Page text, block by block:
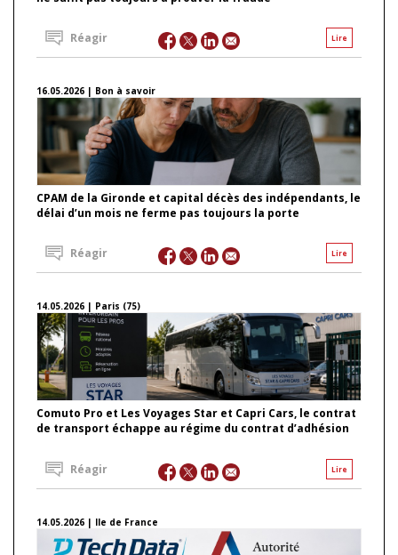
Lire
Réagir
16.05.2026 | Bon à savoir
CPAM de la Gironde et capital décès des indépendants, le
délai d’un mois ne ferme pas toujours la porte
Lire
Réagir
14.05.2026 | Paris (75)
Comuto Pro et Les Voyages Star et Capri Cars, le contrat
de transport échappe au régime du contrat d’adhésion
Lire
Réagir
14.05.2026 | Ile de France